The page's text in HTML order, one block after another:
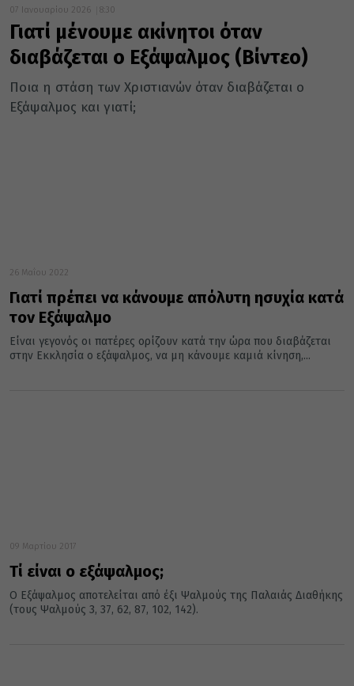
07 Ιανουαρίου 2026 8:30
Γιατί μένουμε ακίνητοι όταν
διαβάζεται ο Εξάψαλμος (Βίντεο)
Ποια η στάση των Χριστιανών όταν διαβάζεται ο
Εξάψαλμος και γιατί;
26 Μαΐου 2022
Γιατί πρέπει να κάνουμε απόλυτη ησυχία κατά
τον Εξάψαλμο
Είναι γεγονός οι πατέρες ορίζουν κατά την ώρα που διαβάζεται
στην Εκκλησία ο εξάψαλμος, να μη κάνουμε καμιά κίνηση,...
09 Μαρτίου 2017
Τί είναι ο εξάψαλμος;
Ο Εξάψαλμος αποτελείται από έξι Ψαλμούς της Παλαιάς Διαθήκης
(τους Ψαλμούς 3, 37, 62, 87, 102, 142).